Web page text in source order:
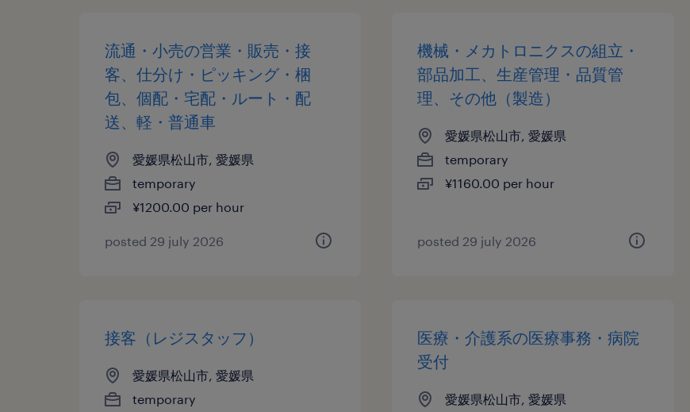
流通・小売の営業・販売・接
客、仕分け・ピッキング・梱
包、個配・宅配・ルート・配
送、軽・普通車
愛媛県松山市, 愛媛県
temporary
¥1200.00 per hour
posted 29 july 2026
機械・メカトロニクスの組立・
部品加工、生産管理・品質管
理、その他（製造）
愛媛県松山市, 愛媛県
temporary
¥1160.00 per hour
posted 29 july 2026
接客（レジスタッフ）
愛媛県松山市, 愛媛県
temporary
医療・介護系の医療事務・病院
受付
愛媛県松山市, 愛媛県